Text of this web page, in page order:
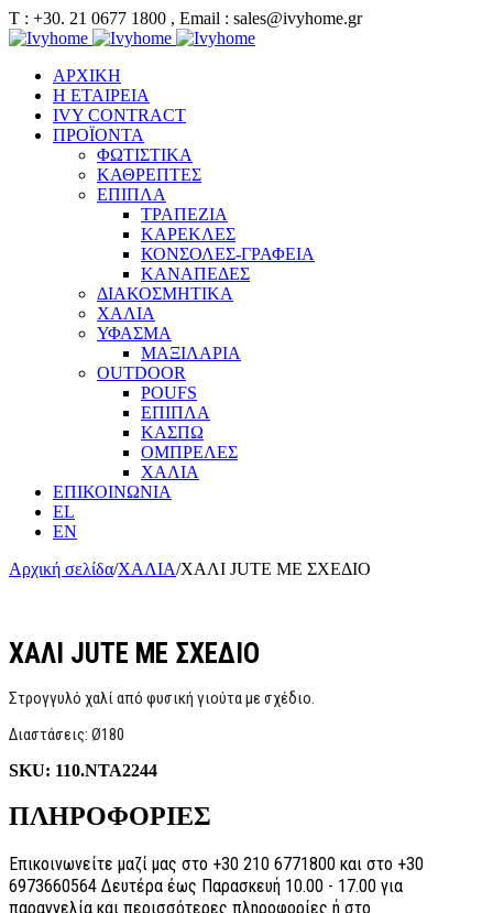
Τ : +30. 21 0677 1800 , Email : sales@ivyhome.gr
ΑΡΧΙΚΗ
Η ΕΤΑΙΡΕΙΑ
IVY CONTRACT
ΠΡΟΪΟΝΤΑ
ΦΩΤΙΣΤΙΚΑ
ΚΑΘΡΕΠΤΕΣ
ΕΠΙΠΛΑ
ΤΡΑΠΕΖΙΑ
ΚΑΡΕΚΛΕΣ
ΚΟΝΣΟΛΕΣ-ΓΡΑΦΕΙΑ
ΚΑΝΑΠΕΔΕΣ
ΔΙΑΚΟΣΜΗΤΙΚΑ
ΧΑΛΙΑ
ΥΦΑΣΜΑ
ΜΑΞΙΛΑΡΙΑ
OUTDOOR
POUFS
ΕΠΙΠΛΑ
ΚΑΣΠΩ
ΟΜΠΡΕΛΕΣ
ΧΑΛΙΑ
ΕΠΙΚΟΙΝΩΝΙΑ
EL
EN
Αρχική σελίδα/ΧΑΛΙΑ/ΧΑΛΙ JUTE ΜΕ ΣΧΕΔΙΟ
ΧΑΛΙ JUTE ΜΕ ΣΧΕΔΙΟ
Στρογγυλό χαλί από φυσική γιούτα με σχέδιο.
Διαστάσεις: Ø180
SKU: 110.NTA2244
ΠΛΗΡΟΦΟΡΙΕΣ
Επικοινωνείτε μαζί μας στο +30 210 6771800 και στο +30
6973660564 Δευτέρα έως Παρασκευή 10.00 - 17.00 για
παραγγελία και περισσότερες πληροφορίες ή στο